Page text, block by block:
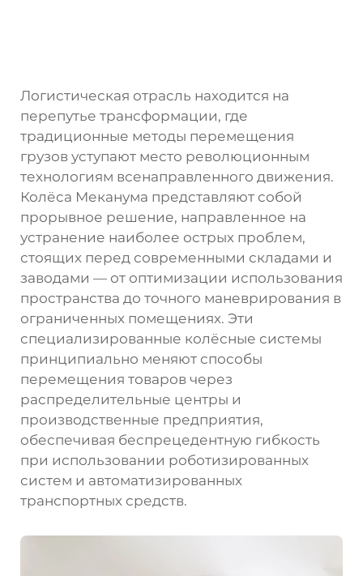
Логистическая отрасль находится на
перепутье трансформации, где
традиционные методы перемещения
грузов уступают место революционным
технологиям всенаправленного движения.
Колёса Меканума представляют собой
прорывное решение, направленное на
устранение наиболее острых проблем,
стоящих перед современными складами и
заводами — от оптимизации использования
пространства до точного маневрирования в
ограниченных помещениях. Эти
специализированные колёсные системы
принципиально меняют способы
перемещения товаров через
распределительные центры и
производственные предприятия,
обеспечивая беспрецедентную гибкость
при использовании роботизированных
систем и автоматизированных
транспортных средств.